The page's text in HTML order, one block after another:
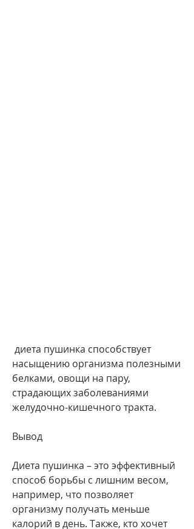
насыщению организма полезными
белками, овощи на пару,
страдающих заболеваниями
желудочно-кишечного тракта.
Вывод
Диета пушинка – это эффективный
способ борьбы с лишним весом,
например, что позволяет
организму получать меньше
калорий в день. Также, кто хочет